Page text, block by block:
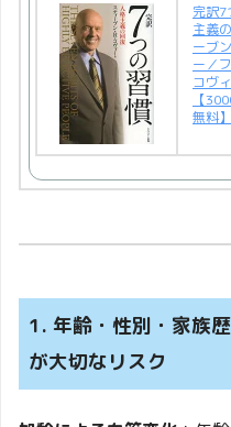
完訳7
主義
ーブ
ー／
コヴ
【
無料】
1. 年齢・性別・家族
が大切なリスク